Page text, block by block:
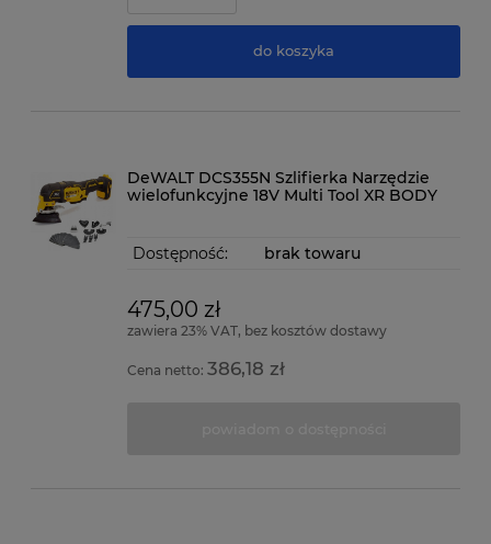
do koszyka
DeWALT DCS355N Szlifierka Narzędzie
wielofunkcyjne 18V Multi Tool XR BODY
Dostępność: brak towaru
475,00 zł
zawiera 23% VAT, bez kosztów dostawy
Cena netto:386,18 zł